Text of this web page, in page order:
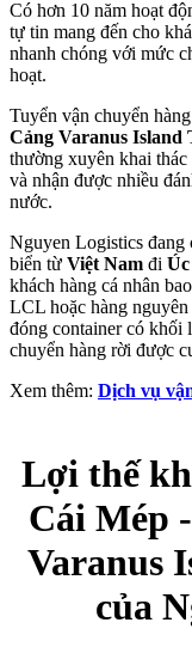
Có hơn 10 năm hoạt
tự tin mang đến cho
nhanh chóng với mức
hoạt.
Tuyển vận chuyển
Cảng Varanus Island
thường xuyên khai
và nhận được nhiều
nước.
Nguyen Logistics đang
biển từ Việt Nam đi Úc
khách hàng cá nhân
LCL hoặc hàng
đóng container có khối
chuyển hàng rời được
Xem thêm: Dịch vụ
Lợi thế
Cái Mép
Varanus
của